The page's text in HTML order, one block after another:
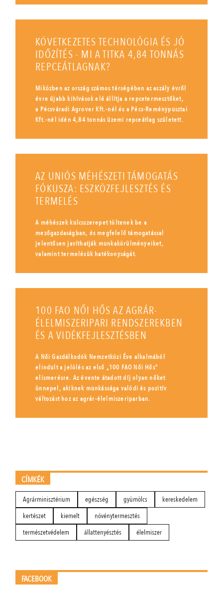
KÖVETKEZETES TECHNOLÓGIA ÉS JÓ
IDŐZÍTÉS - MI A TITKA 4,84 TONNÁS
REPCEÁTLAGNAK?
Miközben az ország számos térségében az aszály évről
évre újabb kihívások elé állítja a repcetermesztőket,
a Pécsváradi Agrover Kft.-nél és a Pécs-Reménypusztai
Kft.-nél idén 4,84 tonnás üzemi repceátlag született.
AZ UNIÓS MÉHÉSZETI TÁMOGATÁS
FÓKUSZA: ESZKÖZFEJLESZTÉS ÉS
TERMELÉS
A méhészek kulcsszerepet töltenek be a
mezőgazdaságban, és megfelelő támogatással
jelentősen javíthatják munkakörülményeiket,
valamint termelésük hatékonyságát.
100 FAO NŐI HŐS AZ AGRÁR-
ÉLELMISZERIPARI RENDSZEREKBEN
ÉS A VIDÉKFEJLESZTÉSBEN
A Női Gazdálkodók Nemzetközi Éve alkalmából
elindult a jelölés az első „100 FAO Női Hős”
elismerésre. Az évente átadott díj olyan nőket
ünnepel, akiknek munkássága valódi és pozitív
változást hoz az agrár-élelmiszeriparban.
CÍMKÉK
Agrárminisztérium egészség gyümölcs
kereskedelem
kertészet
kiemelt
növénytermesztés
természetvédelem
állattenyésztés élelmiszer
FACEBOOK